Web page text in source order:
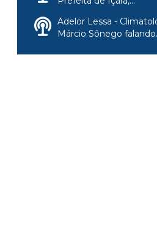
Adelor Lessa -
Márcio Sônego